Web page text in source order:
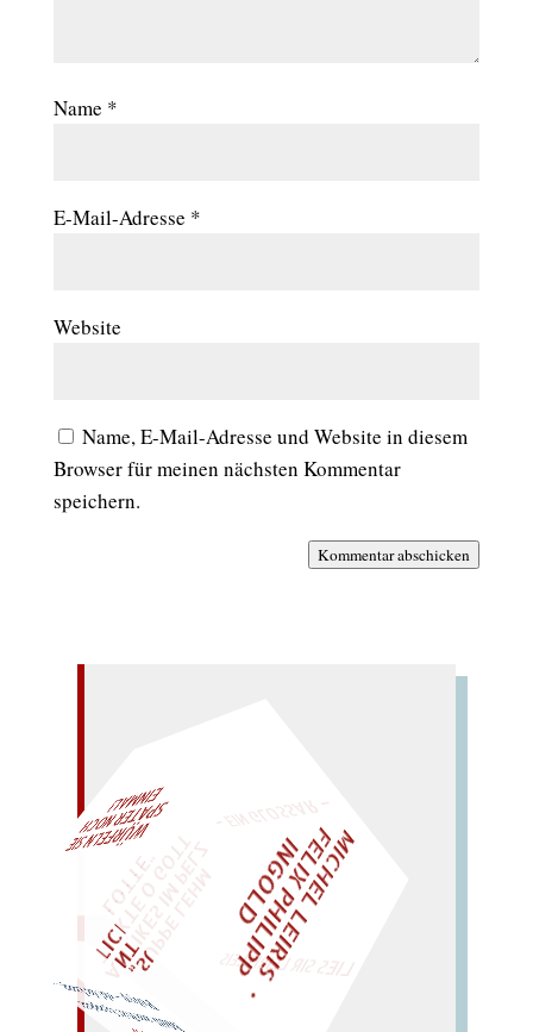
Name *
E-Mail-Adresse *
Website
Name, E-Mail-Adresse und Website in diesem
Browser für meinen nächsten Kommentar
speichern.
Kommentar abschicken
„
S
U
P
P
E
L
E
H
M
A
N
T
I
K
E
S
I
M
P
E
L
Z T
I
C
K
T
E
O
G
O
T
T L
O
T
T
E
"
Polyp – oh! du Lump…
M
I
C
H
E
L
L
E
I
R
I
S
・
F
E
L
I
X
P
H
I
L
I
P
P
I
N
G
O
L
DLIES SIR LEIRIS LEIS
AL!